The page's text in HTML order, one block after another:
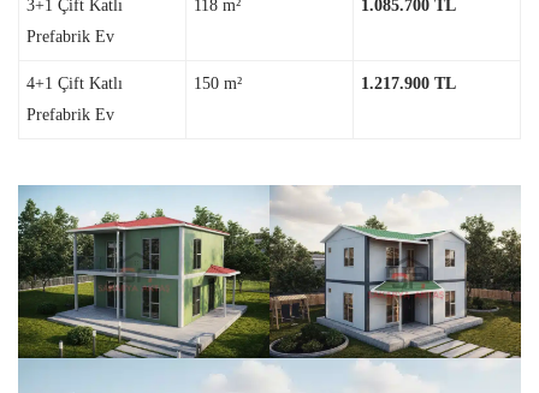
3+1 Çift Katlı
Prefabrik Ev
118 m² 1.085.700 TL
4+1 Çift Katlı
Prefabrik Ev
150 m² 1.217.900 TL